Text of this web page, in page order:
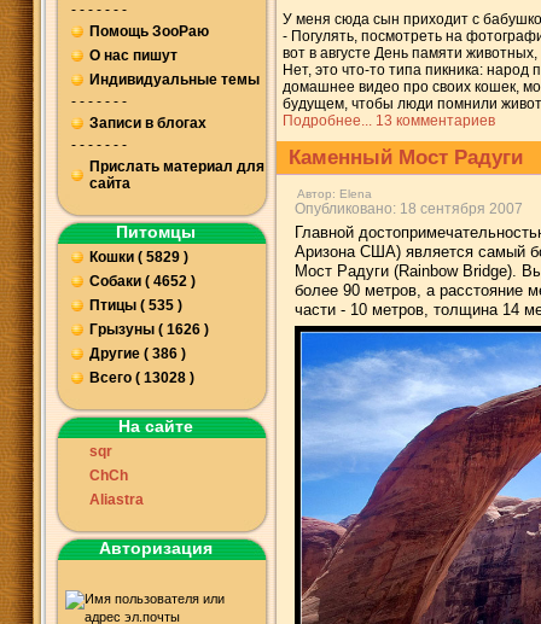
- - - - - - -
Помощь ЗооРаю
О нас пишут
Индивидуальные темы
- - - - - - -
Записи в блогах
- - - - - - -
Прислать материал для
сайта
Питомцы
Кошки ( 5829 )
Собаки ( 4652 )
Птицы ( 535 )
Грызуны ( 1626 )
Другие ( 386 )
Всего ( 13028 )
На сайте
sqr
ChCh
Aliastra
Авторизация
У меня сюда сын приходит с
- Погулять, посмотреть на
вот в августе День памяти
Нет, это что-то типа пикника: народ
домашнее видео про своих кошек,
будущем, чтобы люди помнили
Подробнее... 13 комментариев
Каменный Мост Радуги
Автор: Elena
Опубликовано: 18 сентября 2007
Главной
Аризона США) является самый
Мост Радуги (Rainbow Bridge).
более 90 метров, а расстояние
части - 10 метров, толщина 14